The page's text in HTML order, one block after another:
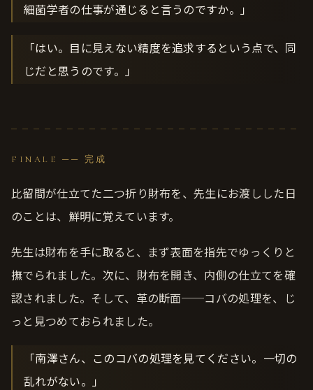
細菌学者の仕事が通じると言うのですか。」
「はい。目に見えない精度を追求するという点で、同
じだと思うのです。」
FINALE ── 完成
比留間が仕立てた二つ折り財布を、先生にお渡しした日
のことは、鮮明に覚えています。
先生は財布を手に取ると、まず表面を指先でゆっくりと
撫でられました。次に、財布を開き、内側の仕立てを確
認されました。そして、革の断面──コバの処理を、じ
っと見つめておられました。
「南澤さん、このコバの処理を見てください。一切の
乱れがない。」